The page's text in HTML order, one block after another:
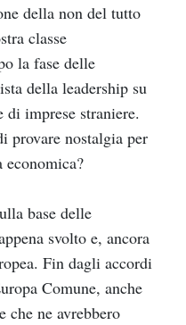
della non del tutto
classe
la fase delle
della leadership su
di imprese straniere.
provare nostalgia per
economica?
base delle
svolto e, ancora
Fin dagli accordi
Comune, anche
che ne avrebbero